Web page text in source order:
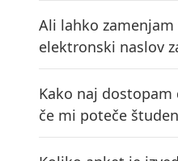
Ali lahko
elektronski naslov
Kako naj dostopam
če mi poteče